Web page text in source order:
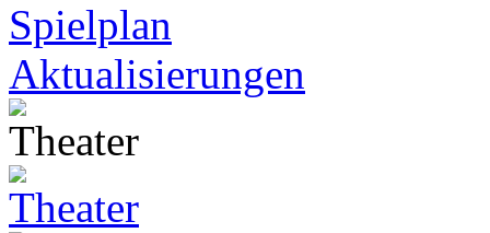
Spielplan
Aktualisierungen